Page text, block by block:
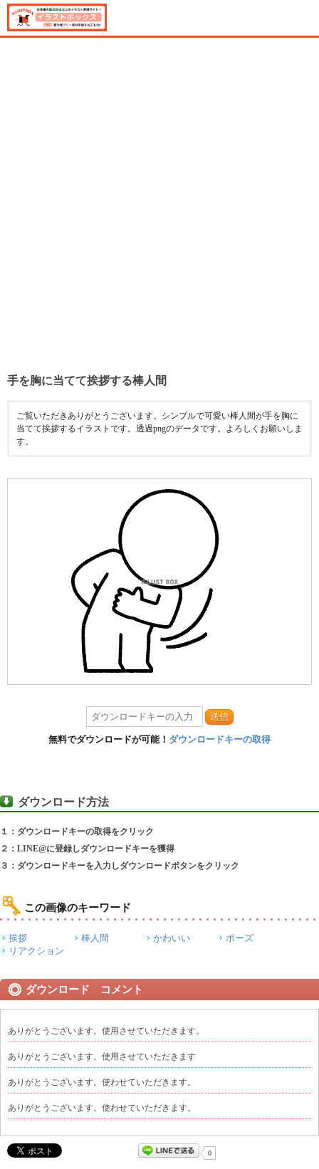
手を胸に当てて挨拶する棒人間
ご覧いただきありがとうございます。シンプルで可愛い棒人間が手を胸に
当てて挨拶するイラストです。透過pngのデータです。よろしくお願いしま
す。
送信
無料でダウンロードが可能！ ダウンロードキーの取得
ダウンロード方法
１：ダウンロードキーの取得をクリック
２：LINE@に登録しダウンロードキーを獲得
３：ダウンロードキーを入力しダウンロードボタンをクリック
この画像のキーワード
挨拶 棒人間 かわいい
ポーズ
リアクション
ダウンロード コメント
ありがとうございます。使用させていただきます。
ありがとうございます。使用させていただきます
ありがとうございます。使わせていただきます。
ありがとうございます。使わせていただきます。
0